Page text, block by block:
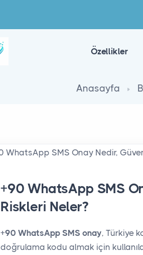
Özellikler
Anasayfa
+90 WhatsApp SMS
Riskleri Neler?
+90 WhatsApp SMS onay, Türkiye
doğrulama kodu almak için